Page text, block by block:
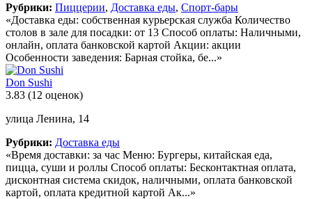
Рубрики: Пиццерии, Доставка еды, Спорт-бары
«Доставка еды: собственная курьерская служба Количество
столов в зале для посадки: от 13 Способ оплаты: Наличными,
онлайн, оплата банковской картой Акции: акции
Особенности заведения: Барная стойка, бе...»
Don Sushi
3.83 (12 оценок)
улица Ленина, 14
Рубрики: Доставка еды
«Время доставки: за час Меню: Бургеры, китайская еда,
пицца, суши и роллы Способ оплаты: Бесконтактная оплата,
дисконтная система скидок, наличными, оплата банковской
картой, оплата кредитной картой Ак...»